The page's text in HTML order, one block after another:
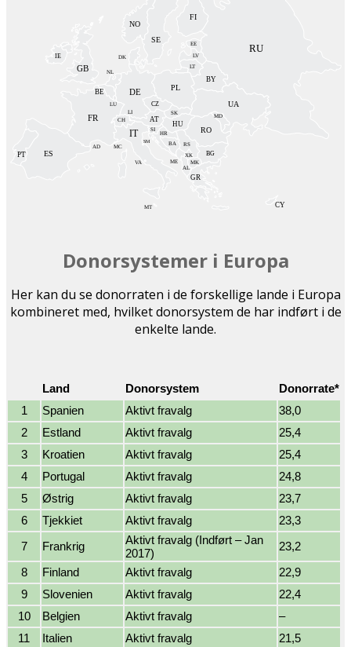
AL
AD
AT
BY
BE
BA
BG
HR
CY
CZ
DK
EE
FI
FR
DE
GR
HU
IE
IT
XK
LV
LT
LU
MK
MT
MD
MC
ME
NL
NO
PL
PT
RO
RU
SM
RS
SK
SI
ES
SE
CH
UA
GB
VA
Donorsystemer i Europa
Her kan du se donorraten i de forskellige lande i Europa
kombineret med, hvilket donorsystem de har indført i de
enkelte lande.
Land Donorsystem
Donorrate*
1
Spanien Aktivt fravalg
38,0
2
Estland Aktivt fravalg
25,4
3
Kroatien Aktivt fravalg
25,4
4
Portugal Aktivt fravalg
24,8
5
Østrig Aktivt fravalg
23,7
6
Tjekkiet Aktivt fravalg
23,3
7
Frankrig
Aktivt fravalg (Indført – Jan
2017)
23,2
8
Finland Aktivt fravalg
22,9
9
Slovenien Aktivt fravalg
22,4
10
Belgien Aktivt fravalg
–
11
Italien Aktivt fravalg
21,5